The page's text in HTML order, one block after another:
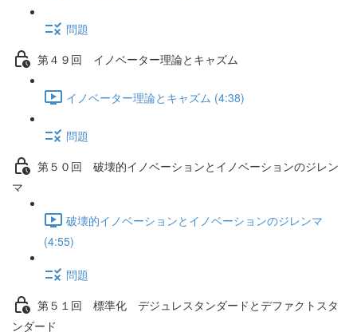
問題
第４９回 イノベーター理論とキャズム
イノベーター理論とキャズム (4:38)
問題
第５０回 破壊的イノベーションとイノベーションのジレン
マ
破壊的イノベーションとイノベーションのジレンマ
(4:55)
問題
第５１回 標準化 デジュレスタンダードとデファクトスタ
ンダード